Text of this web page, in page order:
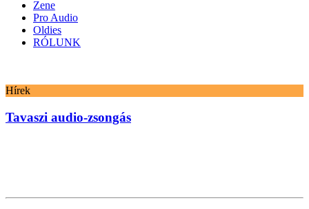
Zene
Pro Audio
Oldies
RÓLUNK
Hírek
Tavaszi audio-zsongás